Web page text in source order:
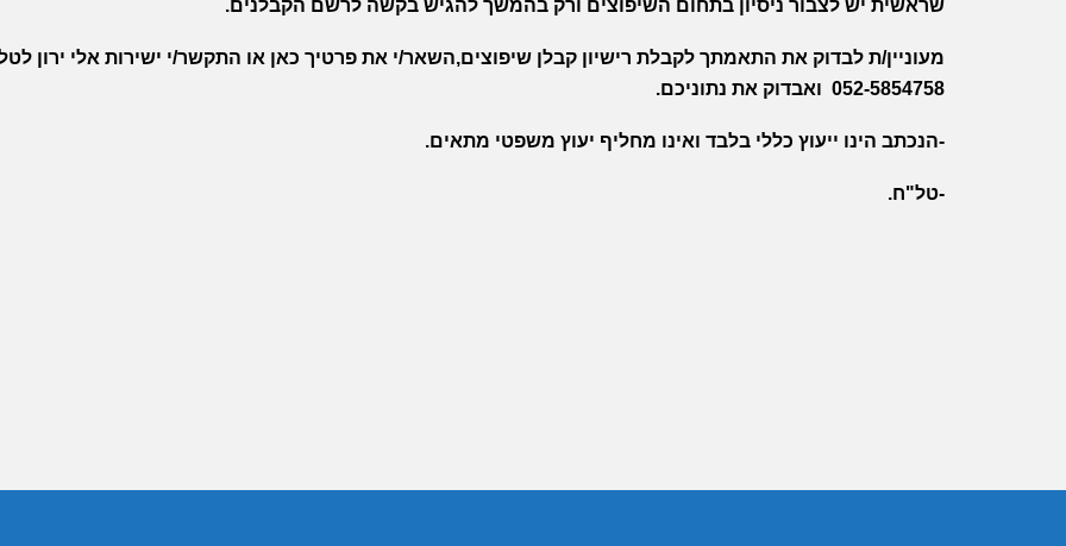
שראשית יש לצבור ניסיון בתחום השיפוצים ורק בהמשך להגיש בקשה לרשם הקבלנים.
מעוניין/ת לבדוק את התאמתך לקבלת רישיון קבלן שיפוצים,השאר/י את פרטיך כאן או התקשר/י ישירות אלי ירון
052-5854758 ואבדוק את נתוניכם.
-הנכתב הינו ייעוץ כללי בלבד ואינו מחליף יעוץ משפטי מתאים.
-טל"ח.